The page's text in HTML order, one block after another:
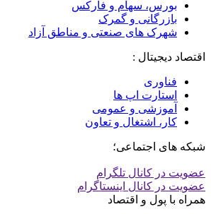
بورس، سهام و فارکس
بازرگانی و گمرک
شهرک های صنعتی و مناطق آزاد
اقتصاد دیجیتال :
فناوری
استارت اپ ها
آموزشی و عمومی
کار، اشتغال و تعاون
شبکه های اجتماعی؛
عضویت در کانال تلگرام
عضویت در کانال اینستاگرام
همراه با پول و اقتصاد